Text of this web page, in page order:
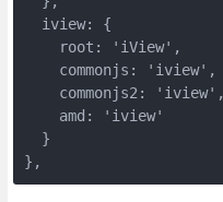
  iview: {
    root: 'iView',
    commonjs: 'iview',
    commonjs2: 'iview',
    amd: 'iview'
  }